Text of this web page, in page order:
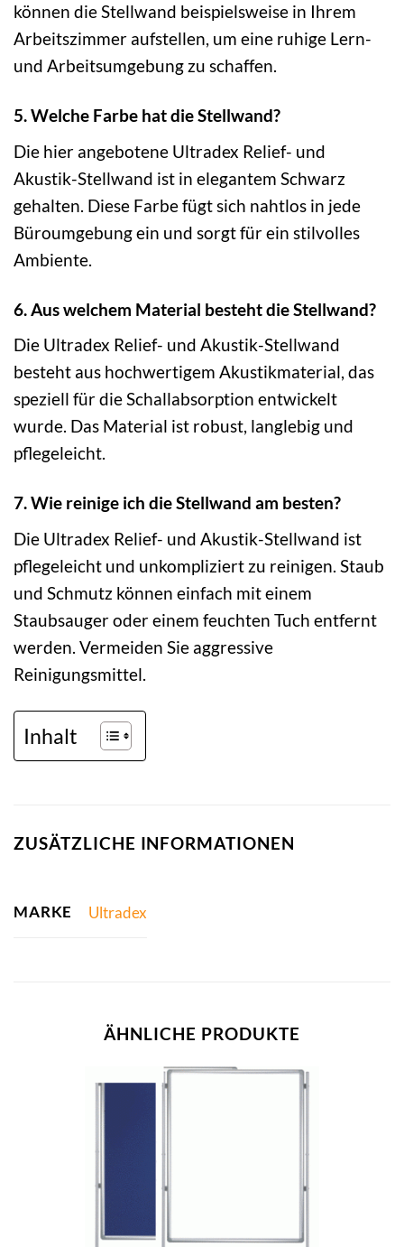
können die Stellwand beispielsweise in Ihrem
Arbeitszimmer aufstellen, um eine ruhige Lern-
und Arbeitsumgebung zu schaffen.
5. Welche Farbe hat die Stellwand?
Die hier angebotene Ultradex Relief- und
Akustik-Stellwand ist in elegantem Schwarz
gehalten. Diese Farbe fügt sich nahtlos in jede
Büroumgebung ein und sorgt für ein stilvolles
Ambiente.
6. Aus welchem Material besteht die Stellwand?
Die Ultradex Relief- und Akustik-Stellwand
besteht aus hochwertigem Akustikmaterial, das
speziell für die Schallabsorption entwickelt
wurde. Das Material ist robust, langlebig und
pflegeleicht.
7. Wie reinige ich die Stellwand am besten?
Die Ultradex Relief- und Akustik-Stellwand ist
pflegeleicht und unkompliziert zu reinigen. Staub
und Schmutz können einfach mit einem
Staubsauger oder einem feuchten Tuch entfernt
werden. Vermeiden Sie aggressive
Reinigungsmittel.
Inhalt
ZUSÄTZLICHE INFORMATIONEN
MARKE Ultradex
ÄHNLICHE PRODUKTE